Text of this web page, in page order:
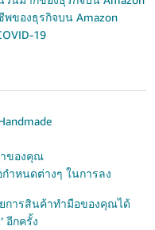
ของธุรกิจบน Amazon
19
าของคุณ
ำหนดต่างๆ ในการลง
การสินค้าทำมือของคุณได้
อีกครั้ง